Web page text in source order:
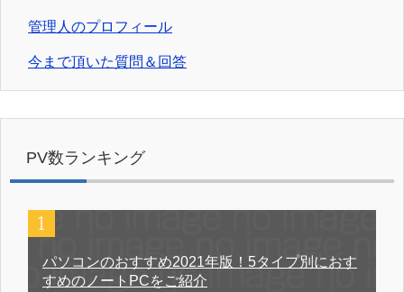
管理人のプロフィール
今まで頂いた質問＆回答
PV数ランキング
パソコンのおすすめ2021年版！5タイプ別におす
すめのノートPCをご紹介